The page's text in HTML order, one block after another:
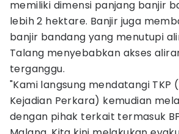
memiliki dimensi panjang banjir
lebih 2 hektare. Banjir juga
banjir bandang yang menutupi
Talang menyebabkan akses
terganggu.
"Kami langsung mendatangi TKP
Kejadian Perkara) kemudian
dengan pihak terkait termasuk